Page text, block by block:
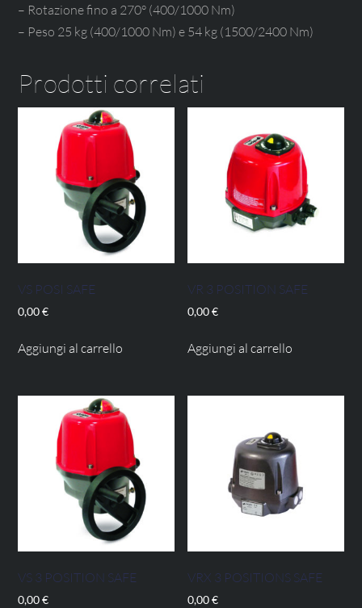
– Rotazione fino a 270° (400/1000 Nm)
– Peso 25 kg (400/1000 Nm) e 54 kg (1500/2400 Nm)
Prodotti correlati
VS POSI SAFE
0,00€
Aggiungi al carrello
VR 3 POSITION SAFE
0,00€
Aggiungi al carrello
VS 3 POSITION SAFE
0,00€
VRX 3 POSITIONS SAFE
0,00€